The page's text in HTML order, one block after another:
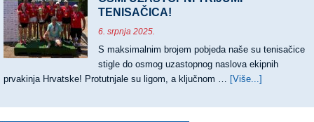
TENISAČICA!
6. srpnja 2025.
S maksimalnim brojem pobjeda naše su tenisačice
stigle do osmog uzastopnog naslova ekipnih
prvakinja Hrvatske! Protutnjale su ligom, a ključnom …
[Više...]
UZASTOPNI